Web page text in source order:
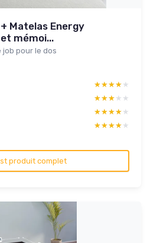
Matelas Energy
mémoi...
job pour le dos
★★★★★
★★★★★
★★★★★
★★★★★
★★★★★
★★★★★
★★★★★
★★★★★
produit complet